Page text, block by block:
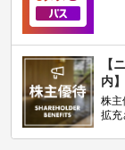
【
内】
株主
拡充